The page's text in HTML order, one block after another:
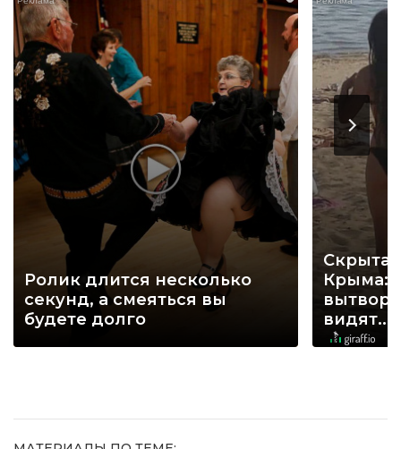
Ролик длится несколько
секунд, а смеяться вы
будете долго
Крыма:
видят...